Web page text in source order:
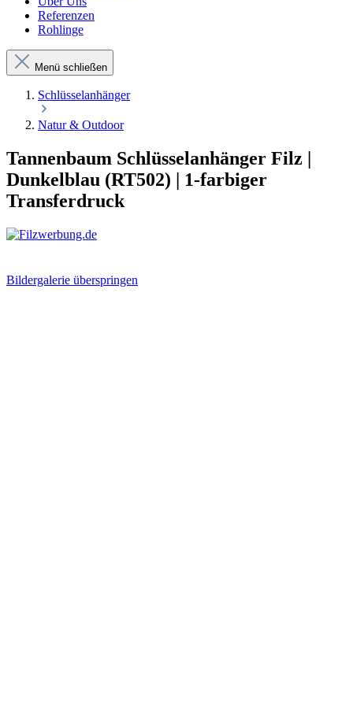
Referenzen
Rohlinge
Menü schließen
Schlüsselanhänger
Natur & Outdoor
Tannenbaum Schlüsselanhänger Filz |
Dunkelblau (RT502) | 1-farbiger
Transferdruck
Bildergalerie überspringen